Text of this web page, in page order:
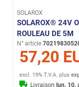
SOLAROX
SOLAROX® 24V
ROULEAU DE 5M
N° article
57,20
excl. 19% T.V.A. plus
Livraison lun. 10.